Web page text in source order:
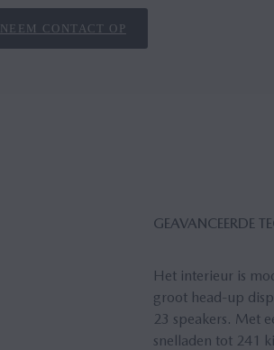
NEEM CONTACT OP
GEAVANCEERDE
Het interieur is
groot head-up
23 speakers. Met
snelladen tot 241